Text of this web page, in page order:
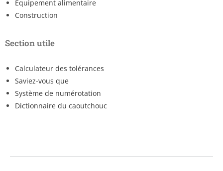
Équipement alimentaire
Construction
Section utile
Calculateur des tolérances
Saviez-vous que
Système de numérotation
Dictionnaire du caoutchouc